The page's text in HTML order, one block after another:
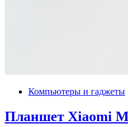
Компьютеры и гаджеты
Планшет Xiaomi